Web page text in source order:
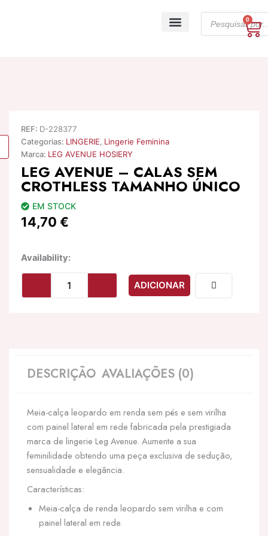
search
0
REF: D-228377
Categorias: LINGERIE, Lingerie Feminina
Marca: LEG AVENUE HOSIERY
LEG AVENUE – CALAS SEM
CROTHLESS TAMANHO ÚNICO
EM STOCK
14,70 €
Availability:Quantidade
AVENUE
ADICIONAR
DESCRIÇÃO AVALIAÇÕES (0)
Meia-calça leopardo em renda sem pés e sem virilha
com painel lateral em rede fabricada pela prestigiada
marca de lingerie Leg Avenue. Aumente a sua
feminilidade obtendo uma peça exclusiva de sedução,
sensualidade e elegância.
Características:
Meia-calça de renda leopardo sem virilha e com
painel lateral em rede.